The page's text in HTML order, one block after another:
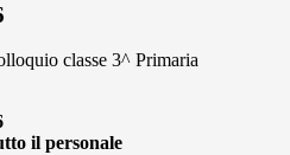
classe 3^ Primaria
il personale